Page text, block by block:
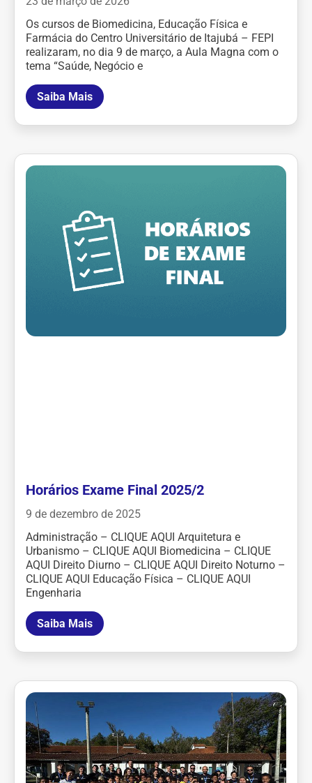
Os cursos de Biomedicina, Educação Física e
Farmácia do Centro Universitário de Itajubá – FEPI
realizaram, no dia 9 de março, a Aula Magna com o
tema “Saúde, Negócio e
Saiba Mais
Horários Exame Final 2025/2
9 de dezembro de 2025
Administração – CLIQUE AQUI Arquitetura e
Urbanismo – CLIQUE AQUI Biomedicina – CLIQUE
AQUI Direito Diurno – CLIQUE AQUI Direito Noturno –
CLIQUE AQUI Educação Física – CLIQUE AQUI
Engenharia
Saiba Mais